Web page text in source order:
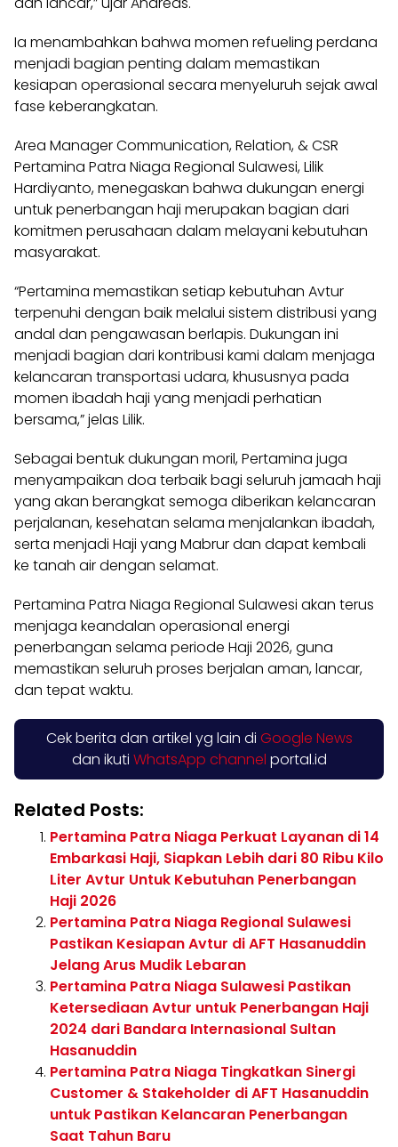
Ia menambahkan bahwa momen refueling perdana
menjadi bagian penting dalam memastikan
kesiapan operasional secara menyeluruh sejak awal
fase keberangkatan.
Area Manager Communication, Relation, & CSR
Pertamina Patra Niaga Regional Sulawesi, Lilik
Hardiyanto, menegaskan bahwa dukungan energi
untuk penerbangan haji merupakan bagian dari
komitmen perusahaan dalam melayani kebutuhan
masyarakat.
“Pertamina memastikan setiap kebutuhan Avtur
terpenuhi dengan baik melalui sistem distribusi yang
andal dan pengawasan berlapis. Dukungan ini
menjadi bagian dari kontribusi kami dalam menjaga
kelancaran transportasi udara, khususnya pada
momen ibadah haji yang menjadi perhatian
bersama,” jelas Lilik.
Sebagai bentuk dukungan moril, Pertamina juga
menyampaikan doa terbaik bagi seluruh jamaah haji
yang akan berangkat semoga diberikan kelancaran
perjalanan, kesehatan selama menjalankan ibadah,
serta menjadi Haji yang Mabrur dan dapat kembali
ke tanah air dengan selamat.
Pertamina Patra Niaga Regional Sulawesi akan terus
menjaga keandalan operasional energi
penerbangan selama periode Haji 2026, guna
memastikan seluruh proses berjalan aman, lancar,
dan tepat waktu.
Cek berita dan artikel yg lain di Google News
dan ikuti WhatsApp channel portal.id
Related Posts:
Pertamina Patra Niaga Perkuat Layanan di 14
Embarkasi Haji, Siapkan Lebih dari 80 Ribu Kilo
Liter Avtur Untuk Kebutuhan Penerbangan
Haji 2026
Pertamina Patra Niaga Regional Sulawesi
Pastikan Kesiapan Avtur di AFT Hasanuddin
Jelang Arus Mudik Lebaran
Pertamina Patra Niaga Sulawesi Pastikan
Ketersediaan Avtur untuk Penerbangan Haji
2024 dari Bandara Internasional Sultan
Hasanuddin
Pertamina Patra Niaga Tingkatkan Sinergi
Customer & Stakeholder di AFT Hasanuddin
untuk Pastikan Kelancaran Penerbangan
Saat Tahun Baru